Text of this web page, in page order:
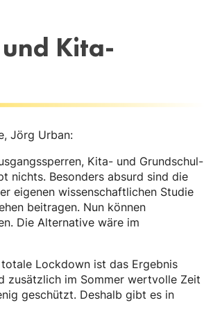
Kita-
Jörg Urban:
Kita- und Grundschul-
nichts. Besonders absurd sind die
eigenen wissenschaftlichen Studie
beitragen. Nun können
Die Alternative wäre im
Lockdown ist das Ergebnis
zusätzlich im Sommer wertvolle Zeit
geschützt. Deshalb gibt es in